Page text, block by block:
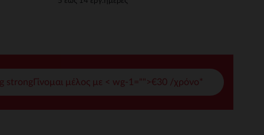
strongΓίνομαι μέλος με < wg-1="">€30 /χρόνο*